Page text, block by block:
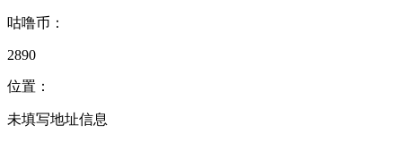
咕噜币：
2890
位置：
未填写地址信息